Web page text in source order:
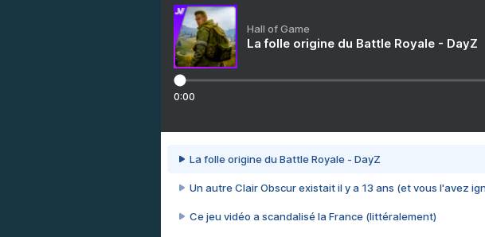
Hall of Game
La folle origine du Battle Royale - DayZ
0:00
La folle origine du Battle Royale - DayZ
Un autre Clair Obscur existait il y a 13 ans (et vous l'avez
Ce jeu vidéo a scandalisé la France (littéralement)